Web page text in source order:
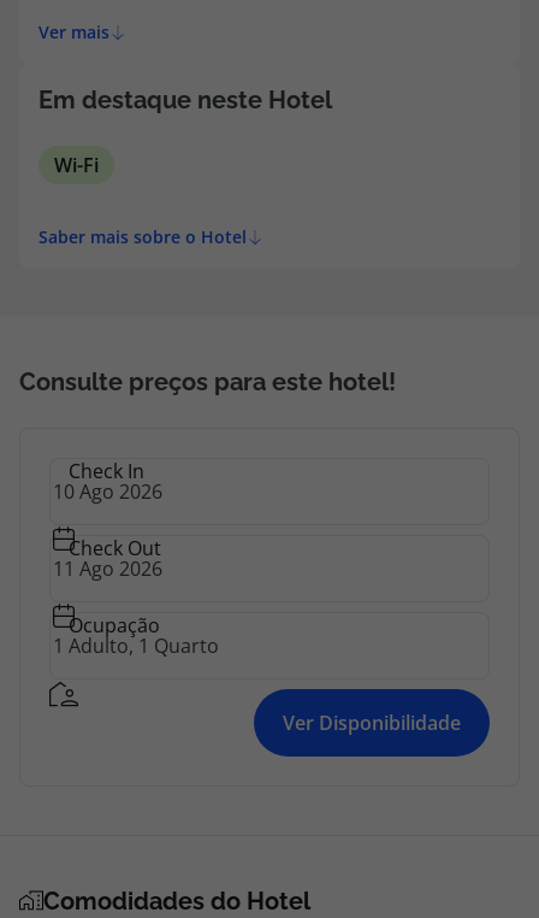
pescar, nadar ou simplesmente passear nas
Ver mais
Em destaque neste Hotel
Wi-Fi
Saber mais sobre o Hotel
Consulte preços para este hotel!
Check In
Check Out
Ocupação
Ver Disponibilidade
Comodidades do Hotel